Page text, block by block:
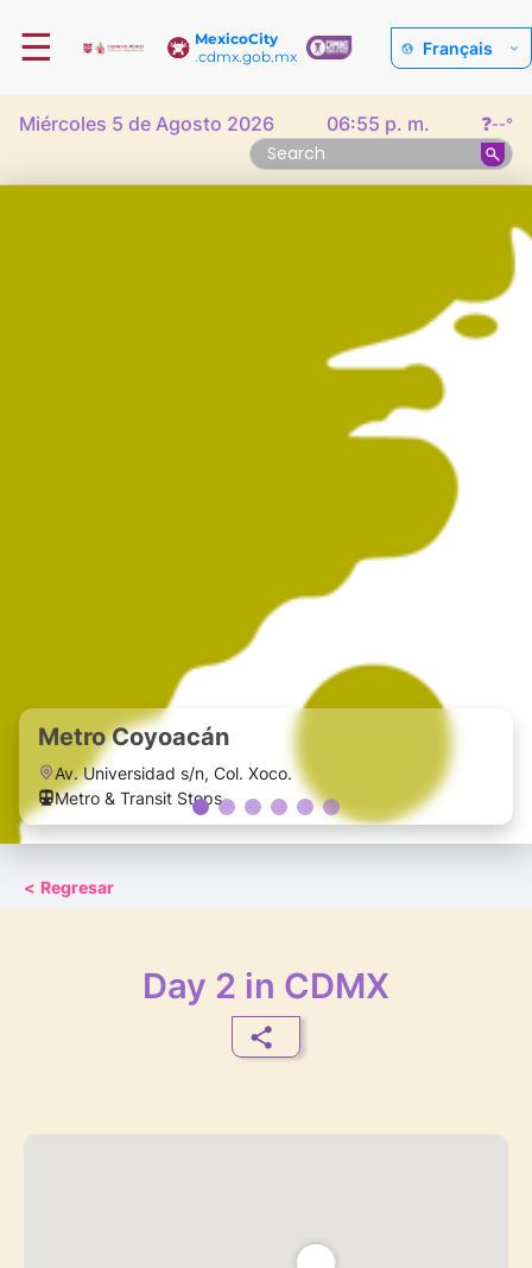
MexicoCity
.cdmx.gob.mx
☰ Français
Miércoles 5 de Agosto 2026 06:55 p. m. ❓--°
Metro Coyoacán
Av. Universidad s/n, Col. Xoco.
Metro & Transit Stops
< Regresar
Day 2 in CDMX